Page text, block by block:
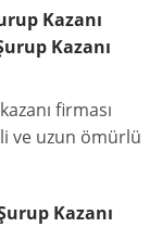
Kazanı
Kazanı
firması
ve uzun ömürlü
Kazanı